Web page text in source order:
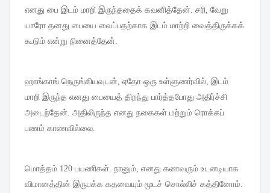
எனது பை இடம் மாறி இருந்ததைக் கவனித்தேன். சரி, வேறு
யாரோ தனது பையை வைப்பதற்காக இடம் மாற்றி வைத்திருக்கக்
கூடும் என்று நினைத்தேன்.
ஹாங்காங் நெருங்கியவுடன், ஏதோ ஒரு உள்ளுணர்வில், இடம்
மாறி இருந்த எனது பையைத் திறந்து பார்த்தபோது அதிர்ச்சி
அடைந்தேன். அதிலிருந்த எனது நகைகள் மற்றும் ரொக்கப்
பணம் காணவில்லை.
மொத்தம் 120 பயணிகள். நானும், எனது கணவரும் உடனடியாக
விமானத்தின் இருபக்க கதவையும் மூடச் சொல்லிச் கத்தினோம்.